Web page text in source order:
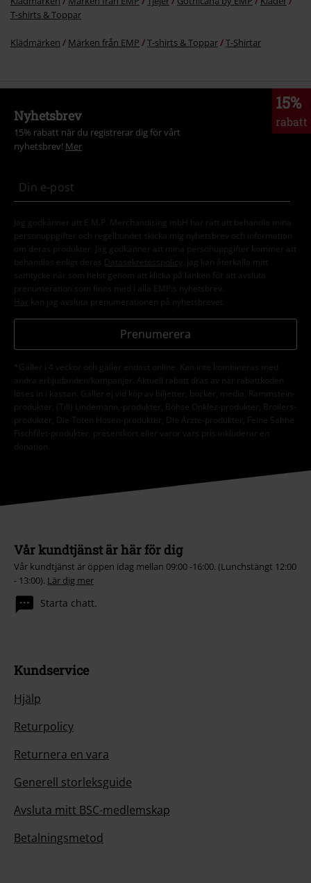
T-shirts & Toppar
Klädmärken Märken från EMP T-shirts & Toppar T-Shirtar
15%
rabatt
Nyhetsbrev
15% rabatt när du registrerar dig för vårt
nyhetsbrev! Mer
Jag godkänner att E.M.P. Merchandising mbH har rätt att behandla mina
personuppgifter och regelbundet skicka mig nyhetsbrev och information
om deras produkter. Jag godkänner att mina personuppgifter kommer att
behandlas enligt deras
Datasekretesspolicy
. Jag kan återkalla mitt
samtycke när som helst genom att klicka på länken för att avsluta
prenumeration som finns med i alla EMP:s nyhetsbrev.
Här kan jag avsluta prenumerationen på nyhetsbrevet.
Prenumerera
*Gäller i 4 veckor och gäller endast online. Kan inte kombineras med
andra erbjudanden/kampanjer. Aktuell rabatt dras av när rabattkoden
löses in i kassan. Gäller ej vid köp av biljetter, böcker, media, Rammstein-
produkter, (Till) Lindemann,-produkter, Böhse Onklez-produkter, Broilers-
produkter, Die Toten Hosen-produkter, Die Ärzte-produkter, Feine Sahne
Fischfilet-produkter, presentkort eller varor vars pris inkluderar en
donation.
Vår kundtjänst är här för dig
Vår kundtjänst är öppen idag mellan 09:00 -16:00. (Lunchstängt 12:00
- 13:00). Lär dig mer
Starta chatt.
Kundservice
Hjälp
Returpolicy
Returnera en vara
Generell storleksguide
Avsluta mitt BSC-medlemskap
Betalningsmetod